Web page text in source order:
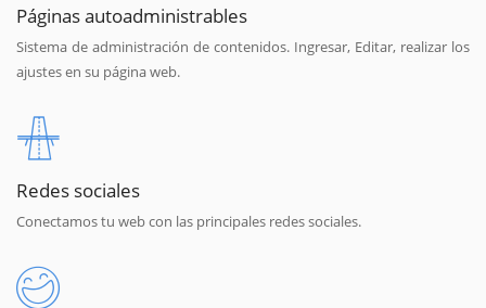
Páginas autoadministrables
Sistema de administración de contenidos. Ingresar, Editar, realizar los
ajustes en su página web.
Redes sociales
Conectamos tu web con las principales redes sociales.